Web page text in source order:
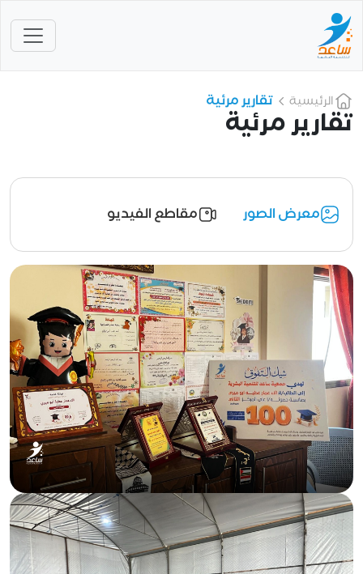
الرئيسية تقارير مرئية
تقارير مرئية
معرض الصور مقاطع الفيديو